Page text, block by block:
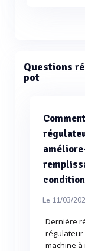
Questions
pot
Le 11/03/
Dernière
régulateur
machine à